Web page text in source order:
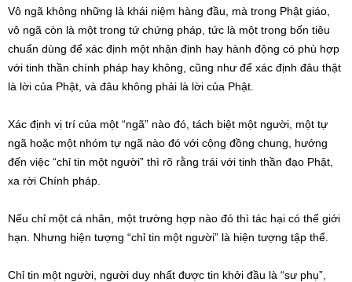
Vô ngã không những là khái niệm hàng đầu, mà trong Phật giáo,
vô ngã còn là một trong tứ chứng pháp, tức là một trong bốn tiêu
chuẩn dùng để xác định một nhận định hay hành động có phù hợp
với tinh thần chính pháp hay không, cũng như để xác định đâu thật
là lời của Phật, và đâu không phải là lời của Phật.
Xác định vị trí của một “ngã” nào đó, tách biệt một người, một tự
ngã hoặc một nhóm tự ngã nào đó với cộng đồng chung, hướng
đến việc “chỉ tin một người” thì rõ rằng trái với tinh thần đạo Phật,
xa rời Chính pháp.
Nếu chỉ một cá nhân, một trường hợp nào đó thì tác hại có thể giới
hạn. Nhưng hiện tượng “chỉ tin một người” là hiện tượng tập thể.
Chỉ tin một người, người duy nhất được tin khởi đầu là “sư phụ”,